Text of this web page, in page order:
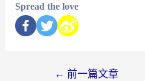
Spread the love
← 前一篇文章